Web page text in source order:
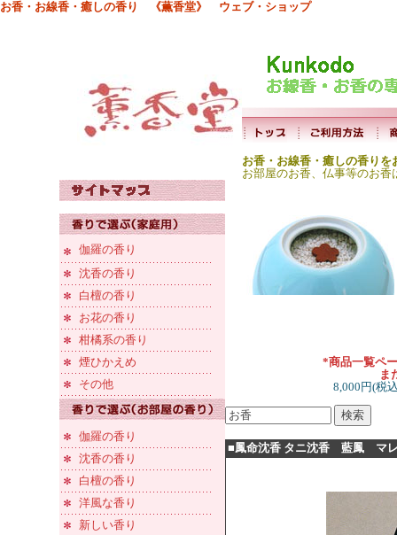
お香・お線香・癒しの香り 《薫香堂》 ウェブ・ショップ
お香・お線香・癒しの香り
お部屋のお香、仏事等のお
伽羅の香り
沈香の香り
白檀の香り
お花の香り
柑橘系の香り
煙ひかえめ
その他
伽羅の香り
沈香の香り
白檀の香り
洋風な香り
新しい香り
*商品一覧ペ
ま
8,000円(税
■鳳命沈香 タニ沈香 藍鳳 マ